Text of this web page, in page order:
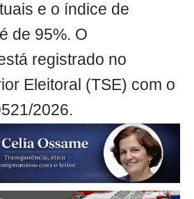
e o índice de
de 95%. O
registrado no
Eleitoral (TSE) com o
2026.